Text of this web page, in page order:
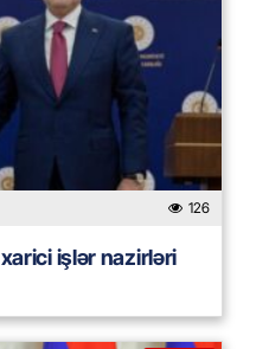
126
işlər nazirləri